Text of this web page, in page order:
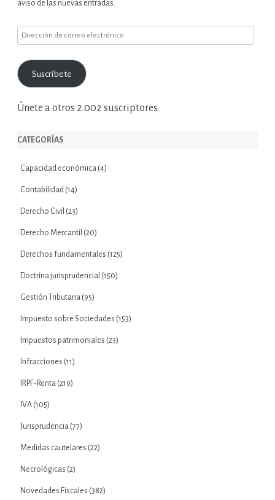
aviso de las nuevas entradas.
Dirección
correo
electrónico
Suscríbete
Únete a otros 2.002 suscriptores
CATEGORÍAS
Capacidad económica (4)
Contabilidad (14)
Derecho Civil (23)
Derecho Mercantil (20)
Derechos fundamentales (125)
Doctrina jurisprudencial (150)
Gestión Tributaria (95)
Impuesto sobre Sociedades (153)
Impuestos patrimoniales (23)
Infracciones (11)
IRPF-Renta (219)
IVA (105)
Jurisprudencia (77)
Medidas cautelares (22)
Necrológicas (2)
Novedades Fiscales (382)